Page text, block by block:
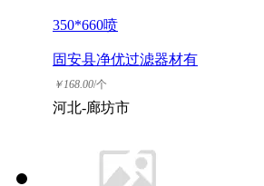
350*660喷
固安县净优过滤器材有
限公司
￥168.00/个
河北-廊坊市